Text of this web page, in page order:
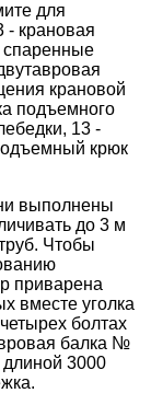
для
- крановая
спаренные
крановой
подъемного
13 -
крюк
выполнены
до 3 м
Чтобы
приварена
вместе уголка
болтах
балка №
3000